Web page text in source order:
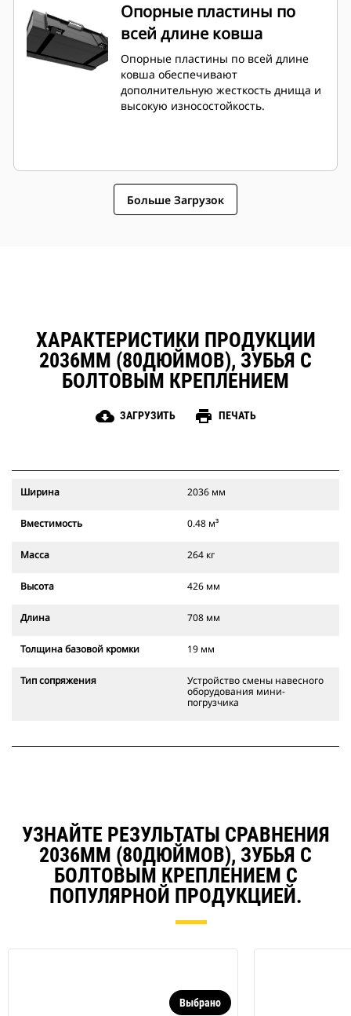
Опорные пластины по
всей длине ковша
Опорные пластины по всей длине
ковша обеспечивают
дополнительную жесткость днища и
высокую износостойкость.
Больше Загрузок
ХАРАКТЕРИСТИКИ ПРОДУКЦИИ
2036ММ (80ДЮЙМОВ), ЗУБЬЯ С
БОЛТОВЫМ КРЕПЛЕНИЕМ
cloud_download ЗАГРУЗИТЬ print ПЕЧАТЬ
Ширина 2036 мм
Вместимость 0.48 м³
Масса 264 кг
Высота 426 мм
Длина 708 мм
Толщина базовой кромки 19 мм
Тип сопряжения
Устройство смены навесного
оборудования мини-
погрузчика
УЗНАЙТЕ РЕЗУЛЬТАТЫ СРАВНЕНИЯ
2036ММ (80ДЮЙМОВ), ЗУБЬЯ С
БОЛТОВЫМ КРЕПЛЕНИЕМ С
ПОПУЛЯРНОЙ ПРОДУКЦИЕЙ.
Выбрано